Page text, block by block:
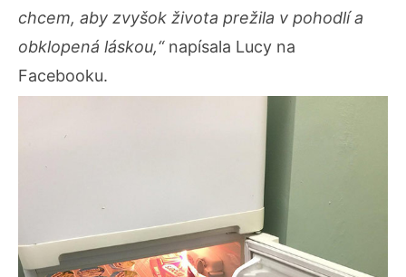
chcem, aby zvyšok života prežila v pohodlí a
obklopená láskou,“napísala Lucy na
Facebooku.